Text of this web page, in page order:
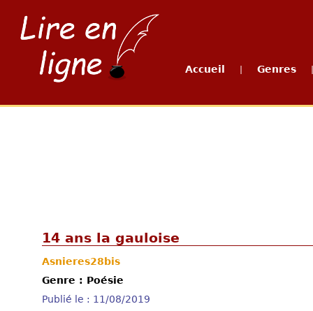
Accueil Genres
14 ans la gauloise
Asnieres28bis
Genre : Poésie
Publié le : 11/08/2019